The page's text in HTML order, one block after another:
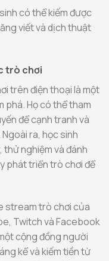
có thể kiếm được
viết và dịch thuật
trò chơi
trên điện thoại là một
phá. Họ có thể tham
để cạnh tranh và
ra, học sinh
nghiệm và đánh
phát triển trò chơi để
stream trò chơi của
Twitch và Facebook
cộng đồng người
kể và kiếm tiền từ